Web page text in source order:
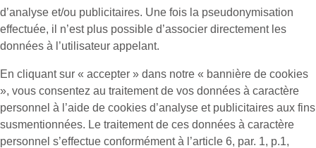
d’analyse et/ou publicitaires. Une fois la pseudonymisation
effectuée, il n’est plus possible d’associer directement les
données à l’utilisateur appelant.
En cliquant sur « accepter » dans notre « bannière de cookies
», vous consentez au traitement de vos données à caractère
personnel à l’aide de cookies d’analyse et publicitaires aux fins
susmentionnées. Le traitement de ces données à caractère
personnel s’effectue conformément à l’article 6, par. 1, p.1,